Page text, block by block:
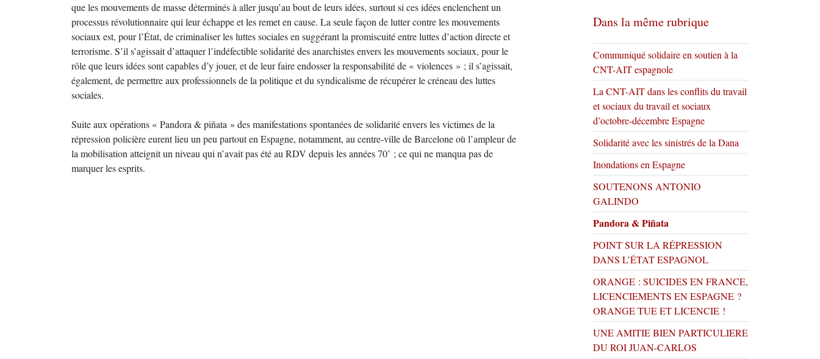
que les mouvements de masse déterminés à aller jusqu’au bout de leurs idées, surtout si ces idées enclenchent un
processus révolutionnaire qui leur échappe et les remet en cause. La seule façon de lutter contre les mouvements
sociaux est, pour l’État, de criminaliser les luttes sociales en suggérant la promiscuité entre luttes d’action directe et
terrorisme. S’il s’agissait d’attaquer l’indéfectible solidarité des anarchistes envers les mouvements sociaux, pour le
rôle que leurs idées sont capables d’y jouer, et de leur faire endosser la responsabilité de « violences » ; il s’agissait,
également, de permettre aux professionnels de la politique et du syndicalisme de récupérer le créneau des luttes
sociales.
Suite aux opérations « Pandora & piñata » des manifestations spontanées de solidarité envers les victimes de la
répression policière eurent lieu un peu partout en Espagne, notamment, au centre-ville de Barcelone où l’ampleur de
la mobilisation atteignit un niveau qui n’avait pas été au RDV depuis les années 70’ ; ce qui ne manqua pas de
marquer les esprits.
Dans la même rubrique
Communiqué solidaire en soutien à la
CNT-AIT espagnole
La CNT-AIT dans les conflits du travail
et sociaux du travail et sociaux
d’octobre-décembre Espagne
Solidarité avec les sinistrés de la Dana
Inondations en Espagne
SOUTENONS ANTONIO
GALINDO
Pandora & Piñata
POINT SUR LA RÉPRESSION
DANS L’ÉTAT ESPAGNOL
ORANGE : SUICIDES EN FRANCE,
LICENCIEMENTS EN ESPAGNE ?
ORANGE TUE ET LICENCIE !
UNE AMITIE BIEN PARTICULIERE
DU ROI JUAN-CARLOS